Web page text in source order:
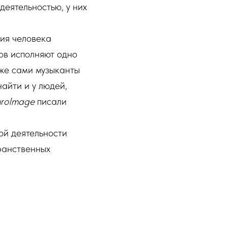
у них
человека
исполняют одно
сами музыканты
и у людей,
писали
деятельности